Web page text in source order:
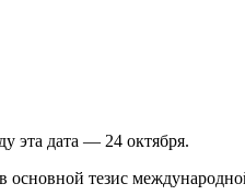
эта дата — 24 октября.
основной тезис